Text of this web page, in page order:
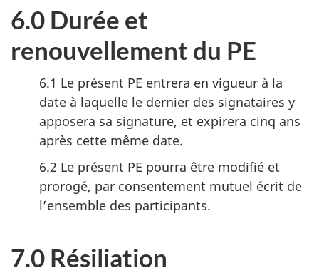
6.0 Durée et
renouvellement du PE
6.1 Le présent PE entrera en vigueur à la
date à laquelle le dernier des signataires y
apposera sa signature, et expirera cinq ans
après cette même date.
6.2 Le présent PE pourra être modifié et
prorogé, par consentement mutuel écrit de
l’ensemble des participants.
7.0 Résiliation